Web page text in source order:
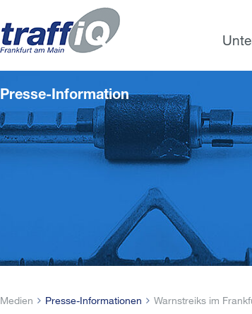
Presse-Information
Medien Presse-Informationen Warnstreiks im